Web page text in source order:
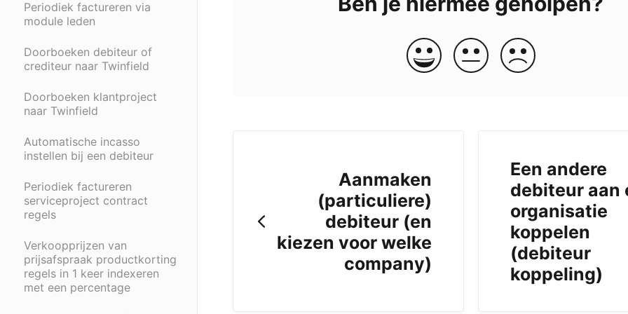
Periodiek factureren via
module leden
Doorboeken debiteur of
crediteur naar Twinfield
Doorboeken klantproject
naar Twinfield
Automatische incasso
instellen bij een debiteur
Periodiek factureren
serviceproject contract
regels
Verkoopprijzen van
prijsafspraak productkorting
regels in 1 keer indexeren
met een percentage
Aanmaken
(particuliere)
debiteur (en
kiezen voor welke
company)
Een andere
debiteur aan
organisatie
koppelen
(debiteur
koppeling)